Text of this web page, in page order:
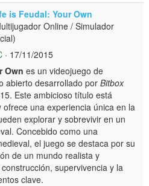
is Feudal: Your Own
Online / Simulador
· 17/11/2015
Own es un videojuego de
abierto desarrollado porBitbox
Este ambicioso título está
ofrece una experiencia única en la
explorar y sobrevivir en un
Concebido como una
el juego se destaca por su
de un mundo realista y
supervivencia y la
clave.